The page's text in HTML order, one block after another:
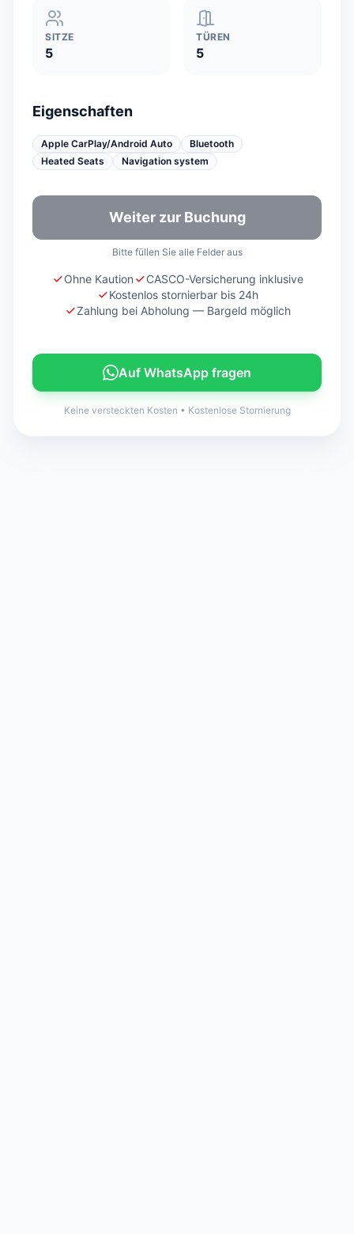
SITZE
5
TÜREN
5
Eigenschaften
Apple CarPlay/Android Auto
Bluetooth
Heated Seats
Navigation system
Weiter zur Buchung
Bitte füllen Sie alle Felder aus
Ohne Kaution
CASCO-Versicherung inklusive
Kostenlos stornierbar bis 24h
Zahlung bei Abholung — Bargeld möglich
Auf WhatsApp fragen
Keine versteckten Kosten • Kostenlose Stornierung